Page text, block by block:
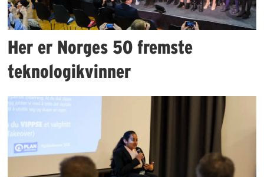
Her er Norges 50 fremste
teknologikvinner